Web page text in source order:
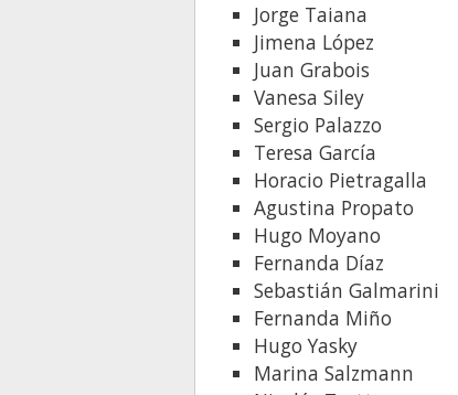
Jorge Taiana
Jimena López
Juan Grabois
Vanesa Siley
Sergio Palazzo
Teresa García
Horacio Pietragalla
Agustina Propato
Hugo Moyano
Fernanda Díaz
Sebastián Galmarini
Fernanda Miño
Hugo Yasky
Marina Salzmann